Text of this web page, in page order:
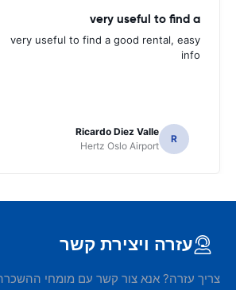
very useful to find a
very useful to find a good rental, easy
info
R
Ricardo Diez Valle
Hertz Oslo Airport
עזרה ויצירת קשר
צריך עזרה? אנא צור קשר עם מומחי